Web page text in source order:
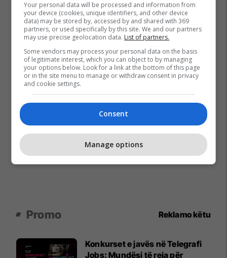
Promo Reklamo këtu
Konkurset e javës në Telegrafi
Jobs: Mundësi të reja për
Your personal data will be processed and information from
your device (cookies, unique identifiers, and other device
data) may be stored by, accessed by and shared with 369
partners, or used specifically by this site. We and our partners
may use precise geolocation data. List of partners.
Some vendors may process your personal data on the basis
of legitimate interest, which you can object to by managing
your options below. Look for a link at the bottom of this page
or in the site menu to manage or withdraw consent in privacy
and cookie settings.
Consent
Manage options